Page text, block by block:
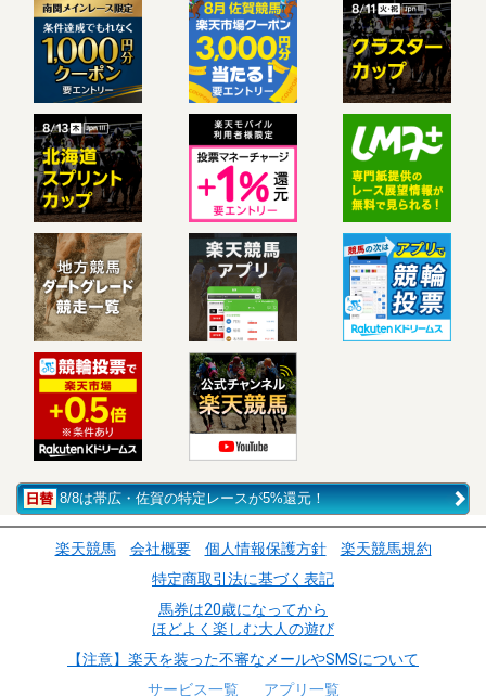
8/8は帯広・佐賀の特定レースが5%還元！
楽天競馬 会社概要 個人情報保護方針
楽天競馬規約
特定商取引法に基づく表記
馬券は20歳になってから
ほどよく楽しむ大人の遊び
【注意】楽天を装った不審なメールやSMSについて
サービス一覧
アプリ一覧